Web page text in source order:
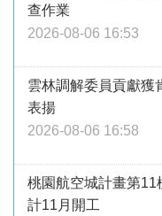
查作業
2026-08-06 16:53
雲林調解委員貢獻
表揚
2026-08-06 16:58
桃園航空城計畫第
計11月開工